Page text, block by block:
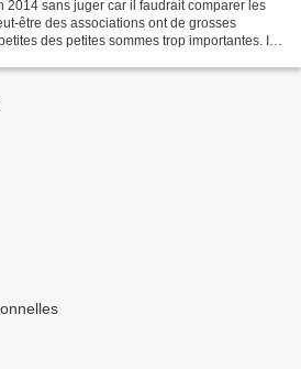
2014 sans juger car il faudrait comparer les
être des associations ont de grosses
des petites sommes trop importantes. Il